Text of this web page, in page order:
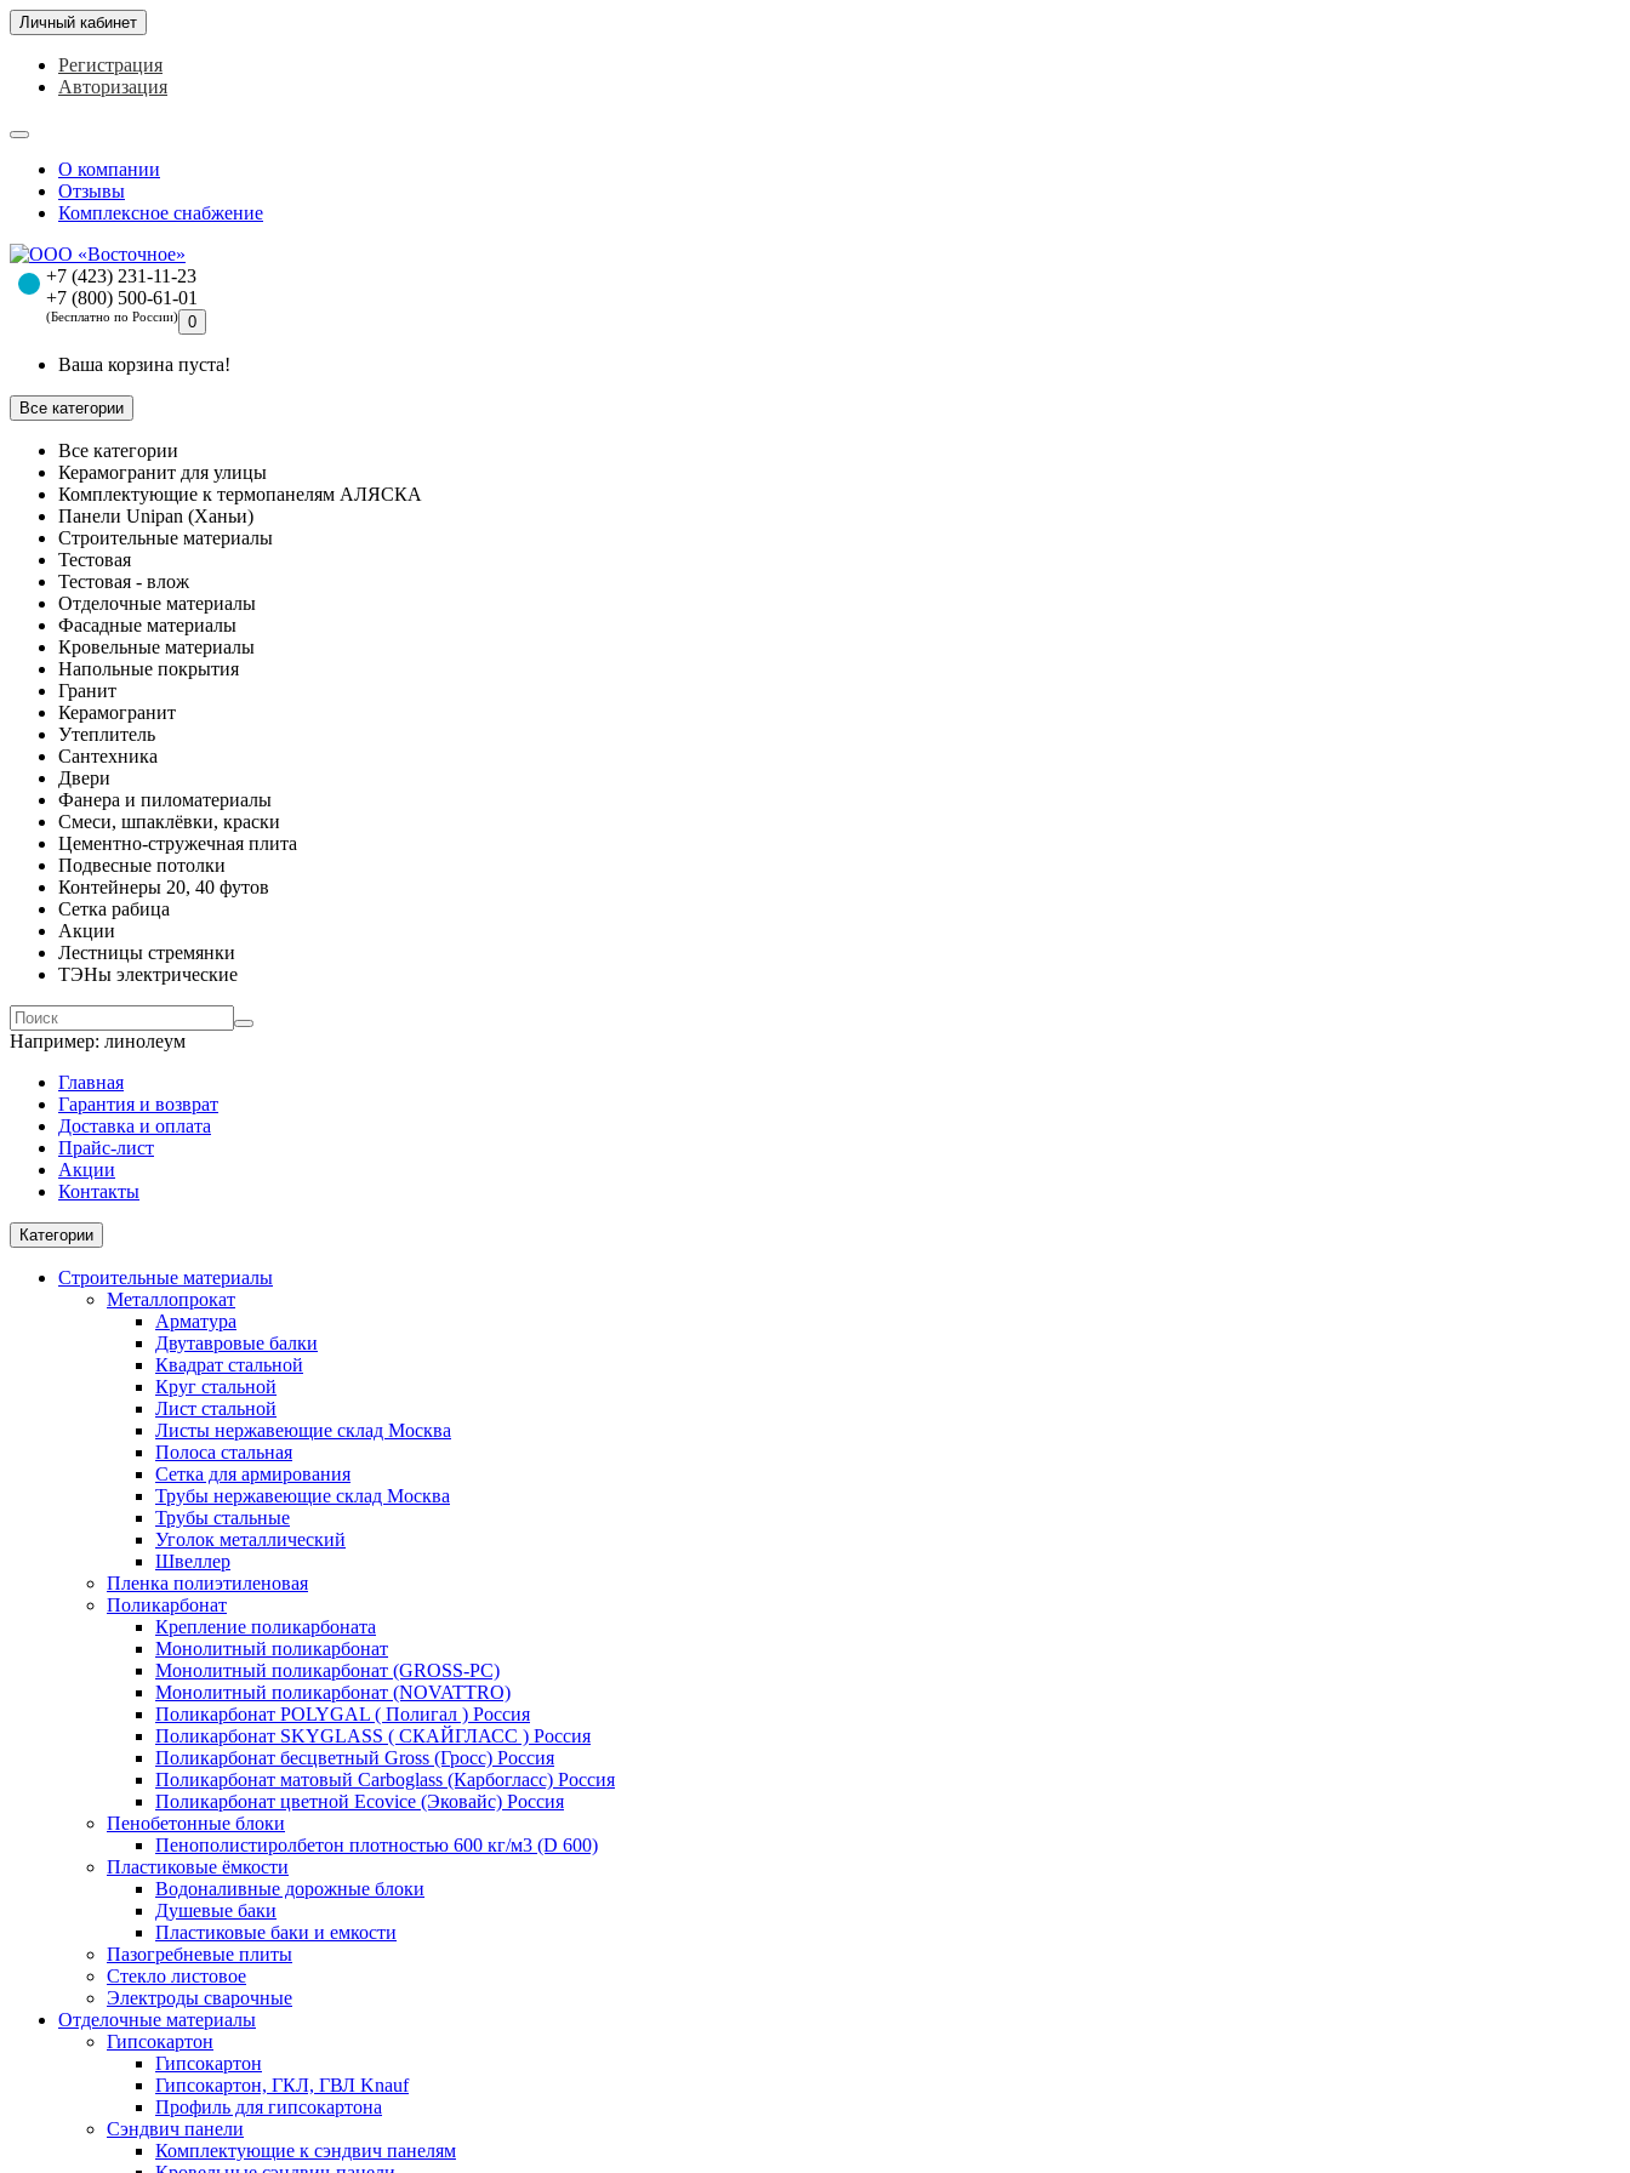
Личный кабинет
Регистрация
Авторизация
О компании
Отзывы
Комплексное снабжение
+7 (423) 231-11-23
+7 (800) 500-61-01
(Бесплатно по России) 0
Ваша корзина пуста!
Все категории
Все категории
Керамогранит для улицы
Комплектующие к термопанелям АЛЯСКА
Панели Unipan (Ханьи)
Строительные материалы
Тестовая
Тестовая - влож
Отделочные материалы
Фасадные материалы
Кровельные материалы
Напольные покрытия
Гранит
Керамогранит
Утеплитель
Сантехника
Двери
Фанера и пиломатериалы
Смеси, шпаклёвки, краски
Цементно-стружечная плита
Подвесные потолки
Контейнеры 20, 40 футов
Сетка рабица
Акции
Лестницы стремянки
ТЭНы электрические
Например: линолеум
Главная
Гарантия и возврат
Доставка и оплата
Прайс-лист
Акции
Контакты
Категории
Строительные материалы
Металлопрокат
Арматура
Двутавровые балки
Квадрат стальной
Круг стальной
Лист стальной
Листы нержавеющие склад Москва
Полоса стальная
Сетка для армирования
Трубы нержавеющие склад Москва
Трубы стальные
Уголок металлический
Швеллер
Пленка полиэтиленовая
Поликарбонат
Крепление поликарбоната
Монолитный поликарбонат
Монолитный поликарбонат (GROSS-PC)
Монолитный поликарбонат (NOVATTRO)
Поликарбонат POLYGAL ( Полигал ) Россия
Поликарбонат SKYGLASS ( СКАЙГЛАСС ) Россия
Поликарбонат бесцветный Gross (Гросс) Россия
Поликарбонат матовый Carboglass (Карбогласс) Россия
Поликарбонат цветной Ecovice (Эковайс) Россия
Пенобетонные блоки
Пенополистиролбетон плотностью 600 кг/м3 (D 600)
Пластиковые ёмкости
Водоналивные дорожные блоки
Душевые баки
Пластиковые баки и емкости
Пазогребневые плиты
Стекло листовое
Электроды сварочные
Отделочные материалы
Гипсокартон
Гипсокартон
Гипсокартон, ГКЛ, ГВЛ Knauf
Профиль для гипсокартона
Сэндвич панели
Комплектующие к сэндвич панелям